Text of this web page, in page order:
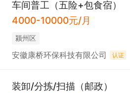
车间普工（五险+包食宿）
4000-10000元/月
颍州区
安徽康桥环保科技有限公司 认证
装卸/分拣/扫描（邮政）